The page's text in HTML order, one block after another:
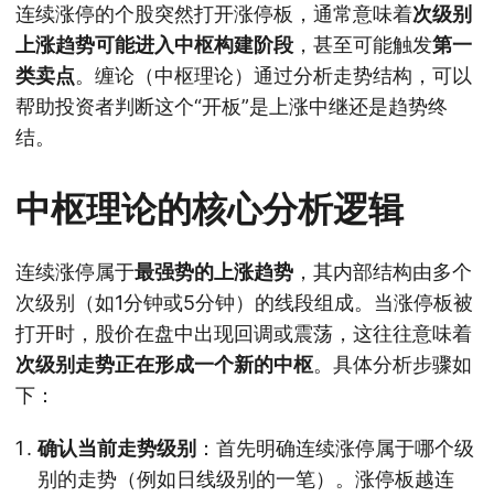
连续涨停的个股突然打开涨停板，通常意味着次级别
上涨趋势可能进入中枢构建阶段 ，甚至可能触发第一
类卖点。缠论（中枢理论）通过分析走势结构，可以
帮助投资者判断这个“开板”是上涨中继还是趋势终
结。
中枢理论的核心分析逻辑
连续涨停属于最强势的上涨趋势 ，其内部结构由多个
次级别（如1分钟或5分钟）的线段组成。当涨停板被
打开时，股价在盘中出现回调或震荡，这往往意味着
次级别走势正在形成一个新的中枢。具体分析步骤如
下：
确认当前走势级别 ：首先明确连续涨停属于哪个级
别的走势（例如日线级别的一笔）。涨停板越连